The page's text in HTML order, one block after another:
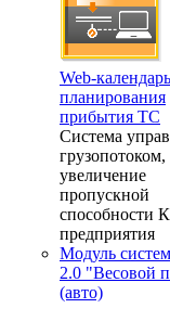
Web-календарь
планирования
прибытия ТС
Система
грузопотоком,
увеличение
пропускной
способности
предприятия
Модуль
2.0 "Весовой
(авто)